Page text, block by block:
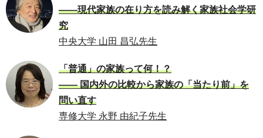
――現代家族の在り方を読み解く家族社会学研
究
中央大学 山田 昌弘先生
「普通」の家族って何！？
―― 国内外の比較から家族の「当たり前」を
問い直す
専修大学 永野 由紀子先生